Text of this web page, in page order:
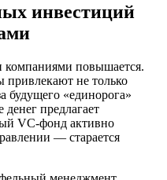
инвестиций
повышается.
привлекают не только
будущего «единорога»
предлагает
VC-фонд активно
— старается